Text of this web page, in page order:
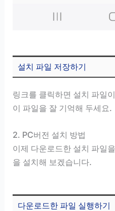
설치 파일 저장하기
링크를 클릭하면 설치 파일
이 파일을 잘 기억해 두세요.
2. PC버전 설치 방법
이제 다운로드한 설치 파일
을 설치해 보겠습니다.
다운로드한 파일 실행하기